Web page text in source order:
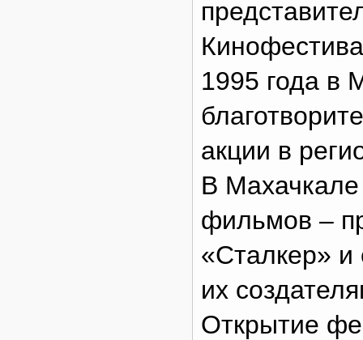
1995 года в
акции в
В Махачкале
фильмов –
«Сталкер» и
их
Открытие